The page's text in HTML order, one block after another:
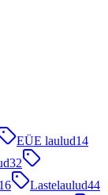
EÜE laulud14
32
16 Lastelaulud44